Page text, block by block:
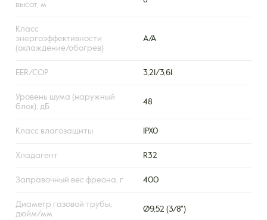
высот, м
Класс
энергоэффективности
(охлаждение/обогрев)
А/А
EER/COP 3,21/3,61
Уровень шума (наружный
блок), дБ
48
Класс влагозащиты IPX0
Хладагент R32
Заправочный вес фреона, г 400
Диаметр газовой трубы,
дюйм/мм
Ø9,52 (3/8")